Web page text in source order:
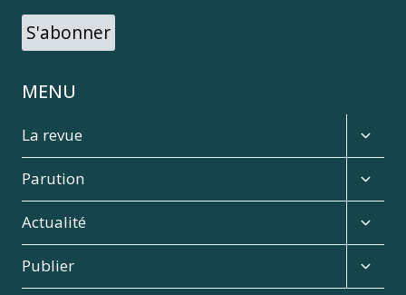
S'abonner
MENU
La revue
child
menu
Parution
child
menu
Actualité
child
menu
Publier
child